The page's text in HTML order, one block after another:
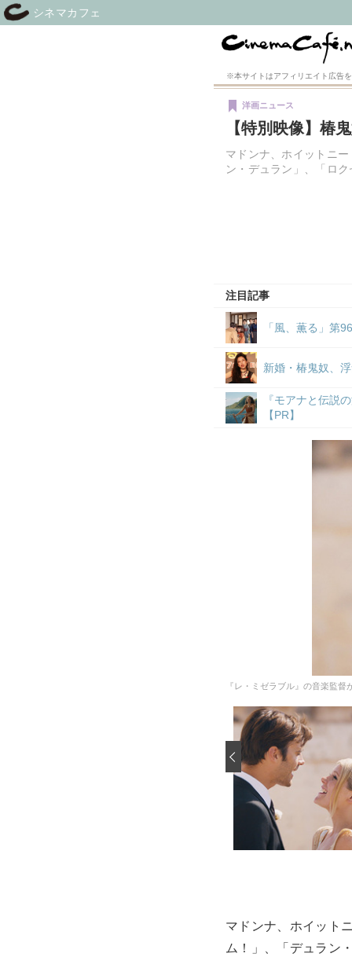
※本サイトはアフィリエイト広告
【特別映像】椿
マドンナ、ホイットニ
ン・デュラン」、「ロ
洋画ニュース
注目記事
「風、薫る」第
新婚・椿鬼奴、
『モアナと伝説
【PR】
『レ・ミゼラブル』の音楽監
‹
マドンナ、ホイット
ム！」、「デュラン
シネマカフェ